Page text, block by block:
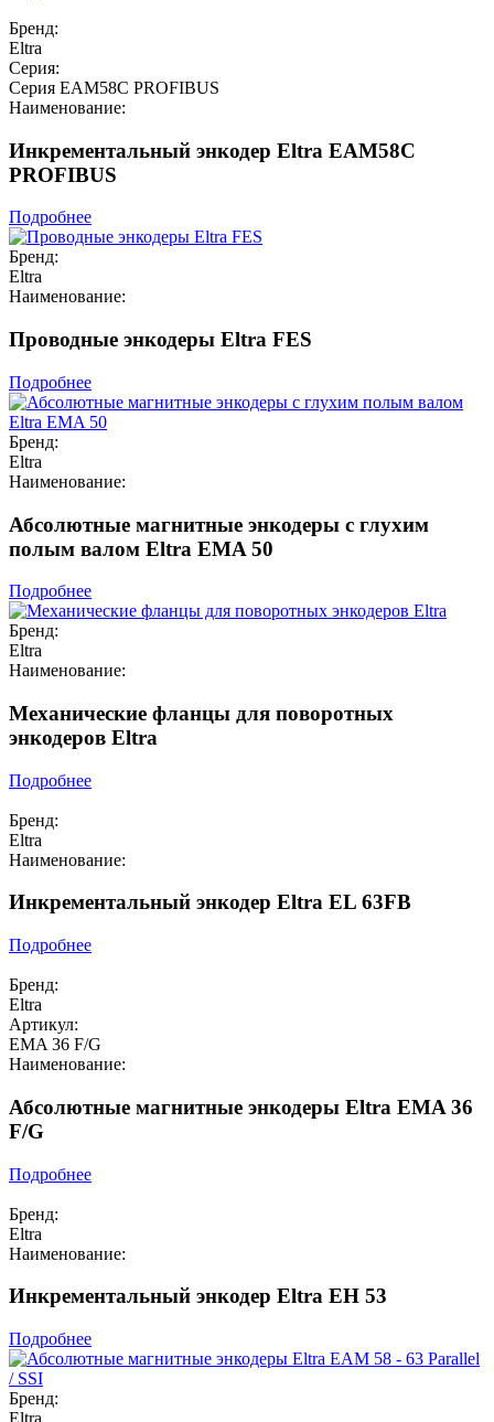
Бренд:
Eltra
Серия:
Серия EAM58C PROFIBUS
Наименование:
Инкрементальный энкодер Eltra EAM58C
PROFIBUS
Подробнее
Бренд:
Eltra
Наименование:
Проводные энкодеры Eltra FES
Подробнее
Бренд:
Eltra
Наименование:
Абсолютные магнитные энкодеры с глухим
полым валом Eltra EMA 50
Подробнее
Бренд:
Eltra
Наименование:
Механические фланцы для поворотных
энкодеров Eltra
Подробнее
Бренд:
Eltra
Наименование:
Инкрементальный энкодер Eltra EL 63FB
Подробнее
Бренд:
Eltra
Артикул:
EMA 36 F/G
Наименование:
Абсолютные магнитные энкодеры Eltra EMA 36
F/G
Подробнее
Бренд:
Eltra
Наименование:
Инкрементальный энкодер Eltra EH 53
Подробнее
Бренд:
Eltra